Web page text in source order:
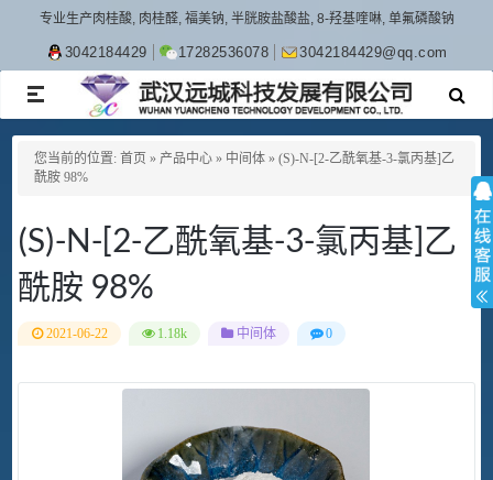
专业生产肉桂酸, 肉桂醛, 福美钠, 半胱胺盐酸盐, 8-羟基喹啉, 单氟磷酸钠
3042184429 17282536078 3042184429@qq.com
TOGGLE
NAVIGATION
您当前的位置: 首页 » 产品中心 » 中间体 » (S)-N-[2-乙酰氧基-3-氯丙基]乙
酰胺 98%
(S)-N-[2-乙酰氧基-3-氯丙基]乙
酰胺 98%
2021-06-22 1.18k 中间体 0